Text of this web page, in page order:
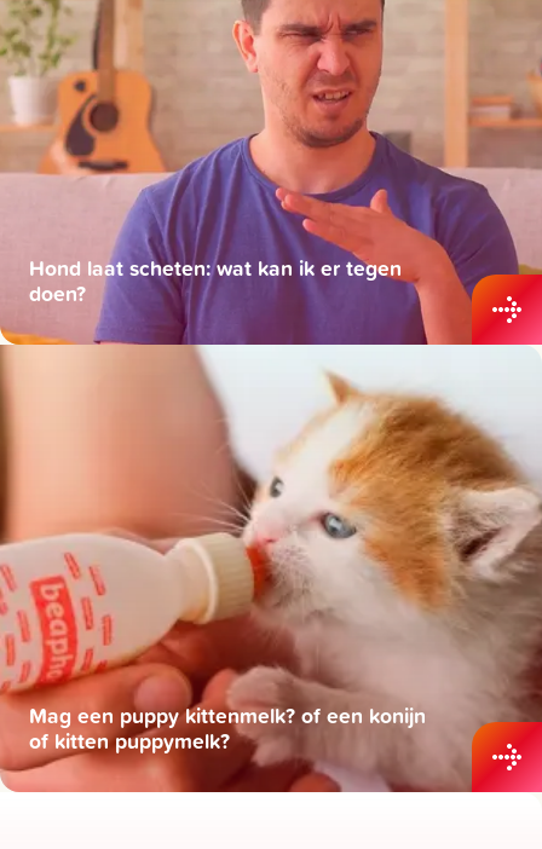
Hond laat scheten: wat kan ik er tegen
doen?
Mag een puppy kittenmelk? of een konijn
of kitten puppymelk?